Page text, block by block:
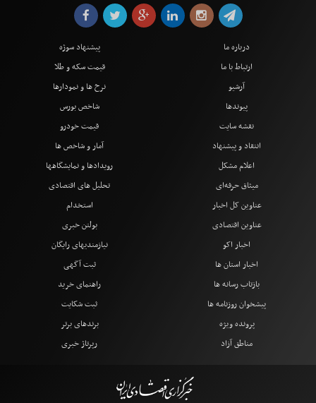
درباره ما
ارتباط با ما
آرشیو
پیوندها
نقشه سایت
انتقاد و پیشنهاد
اعلام مشکل
میثاق حرفه‌ای
پیشنهاد سوژه
قیمت سکه و طلا
نرخ ها و نمودارها
شاخص بورس
قیمت خودرو
آمار و شاخص ها
رویدادها و نمایشگاهها
تحلیل های اقتصادی
عناوین کل اخبار
عناوین اقتصادی
اخبار اکو
اخبار استان ها
بازتاب رسانه ها
پیشخوان روزنامه ها
پرونده ویژه
مناطق آزاد
استخدام
بولتن خبری
نیازمندیهای رایگان
ثبت آگهی
راهنمای خرید
ثبت شکایت
برندهای برتر
رپرتاژ خبری